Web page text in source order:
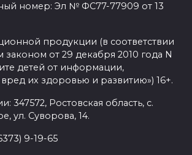
2026 10:43
области
патента для
мигрантов
поднять до 17
рублей
2026 10:18
номер: Эл № ФС77-77909 от 13
продукции (в соответствии
от 29 декабря 2010 года N
детей от информации,
их здоровью и развитию») 16+.
347572, Ростовская область, с.
ул. Суворова, 14.
9-19-65